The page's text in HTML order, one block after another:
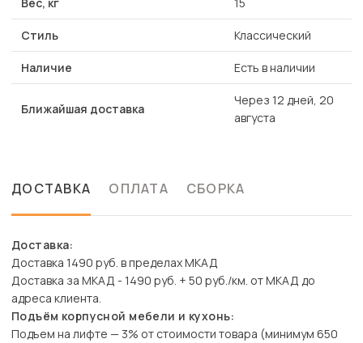
Стиль Классический
Наличие Есть в наличии
Ближайшая доставка
Через 12 дней, 20
августа
ДОСТАВКА ОПЛАТА СБОРКА
Доставка:
Доставка 1490 руб. в пределах МКАД
Доставка за МКАД - 1490 руб. + 50 руб./км. от МКАД до
адреса клиента.
Подъём корпусной мебели и кухонь:
Подъем на лифте — 3% от стоимости товара (минимум 650